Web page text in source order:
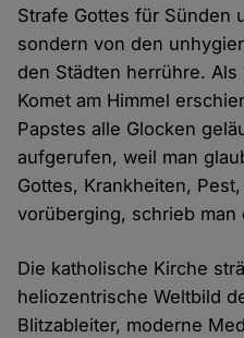
Strafe Gottes für Sünden
sondern von den
den Städten herrühre.
Komet am Himmel
Papstes alle Glocken
aufgerufen, weil man
Gottes, Krankheiten,
vorüberging, schrieb man
Die katholische Kirche
heliozentrische Weltbild
Blitzableiter, moderne